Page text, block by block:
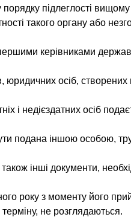
підлеглості
такого органу або
керівниками
юридичних осіб, створених
і недієздатних осіб
подана іншою особою,
інші документи,
року з моменту його
не розглядаються.